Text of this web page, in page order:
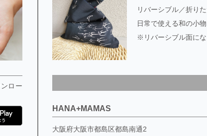
ロー
リバーシブル／折り
日常で使える和の小
※リバーシブル面に
HANA+MAMAS
大阪府大阪市都島区都島南通2